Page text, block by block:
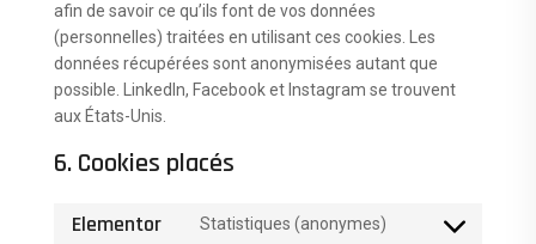
afin de savoir ce qu’ils font de vos données
(personnelles) traitées en utilisant ces cookies. Les
données récupérées sont anonymisées autant que
possible. LinkedIn, Facebook et Instagram se trouvent
aux États-Unis.
6. Cookies placés
Elementor Statistiques (anonymes)
Consent